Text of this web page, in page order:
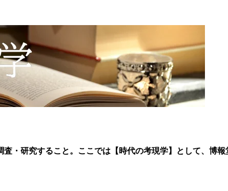
査・研究すること。ここでは【時代の考現学】として、博